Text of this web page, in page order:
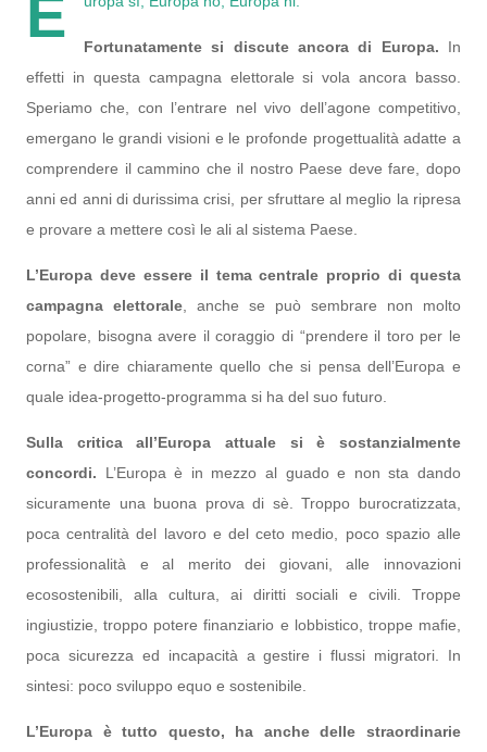
E Fortunatamente si discute ancora di Europa. In
effetti in questa campagna elettorale si vola ancora basso.
Speriamo che, con l’entrare nel vivo dell’agone competitivo,
emergano le grandi visioni e le profonde progettualità adatte a
comprendere il cammino che il nostro Paese deve fare, dopo
anni ed anni di durissima crisi, per sfruttare al meglio la ripresa
e provare a mettere così le ali al sistema Paese.
L’Europa deve essere il tema centrale proprio di questa
campagna elettorale , anche se può sembrare non molto
popolare, bisogna avere il coraggio di “prendere il toro per le
corna” e dire chiaramente quello che si pensa dell’Europa e
quale idea-progetto-programma si ha del suo futuro.
Sulla critica all’Europa attuale si è sostanzialmente
concordi. L’Europa è in mezzo al guado e non sta dando
sicuramente una buona prova di sè. Troppo burocratizzata,
poca centralità del lavoro e del ceto medio, poco spazio alle
professionalità e al merito dei giovani, alle innovazioni
ecosostenibili, alla cultura, ai diritti sociali e civili. Troppe
ingiustizie, troppo potere finanziario e lobbistico, troppe mafie,
poca sicurezza ed incapacità a gestire i flussi migratori. In
sintesi: poco sviluppo equo e sostenibile.
L’Europa è tutto questo, ha anche delle straordinarie